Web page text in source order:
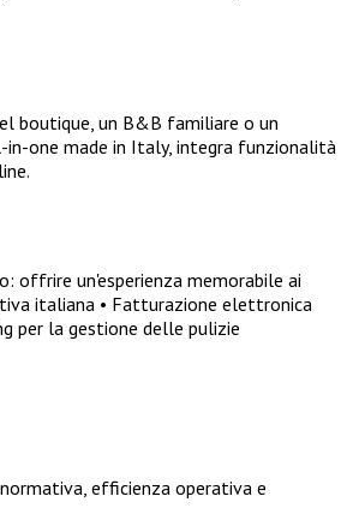
boutique, un B&B familiare o un
in-one made in Italy, integra funzionalità
offrire un'esperienza memorabile ai
italiana • Fatturazione elettronica
per la gestione delle pulizie
efficienza operativa e